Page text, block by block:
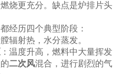
烧更充分。缺点是炉排片头
经历四个典型阶段：
辐射热，水分蒸发。
：温度升高，燃料中大量挥发
二次风混合，进行剧烈的气